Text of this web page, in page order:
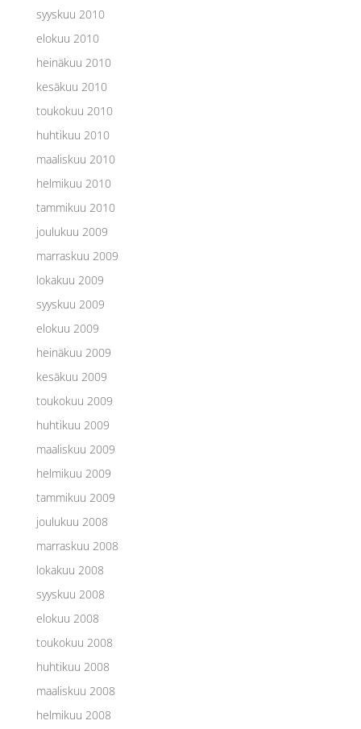
syyskuu 2010
elokuu 2010
heinäkuu 2010
kesäkuu 2010
toukokuu 2010
huhtikuu 2010
maaliskuu 2010
helmikuu 2010
tammikuu 2010
joulukuu 2009
marraskuu 2009
lokakuu 2009
syyskuu 2009
elokuu 2009
heinäkuu 2009
kesäkuu 2009
toukokuu 2009
huhtikuu 2009
maaliskuu 2009
helmikuu 2009
tammikuu 2009
joulukuu 2008
marraskuu 2008
lokakuu 2008
syyskuu 2008
elokuu 2008
toukokuu 2008
huhtikuu 2008
maaliskuu 2008
helmikuu 2008